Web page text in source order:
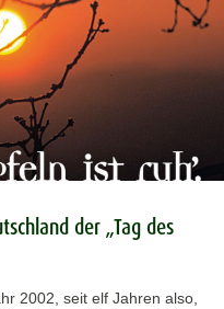
der „Tag des
2002, seit elf Jahren also,